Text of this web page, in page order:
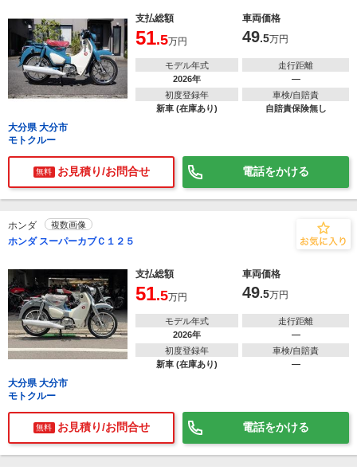
支払総額 車両価格
51.5万円 49.5万円
モデル年式
2026年
走行距離
―
初度登録年
新車 (在庫あり)
車検/自賠責
自賠責保険無し
大分県 大分市
モトクルー
無料 お見積り/お問合せ 電話をかける
ホンダ 複数画像
ホンダ スーパーカブＣ１２５
支払総額 車両価格
51.5万円 49.5万円
モデル年式
2026年
走行距離
―
初度登録年
新車 (在庫あり)
車検/自賠責
―
大分県 大分市
モトクルー
無料 お見積り/お問合せ 電話をかける